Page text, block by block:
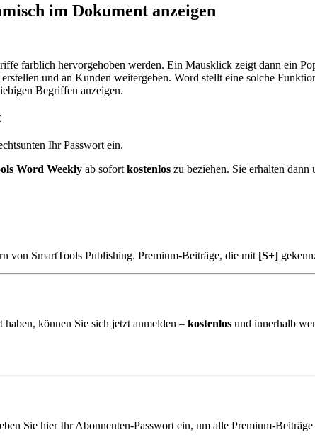
im Dokument anzeigen
farblich hervorgehoben werden. Ein Mausklick zeigt dann ein
und an Kunden weitergeben. Word stellt eine solche
Begriffen anzeigen.
unten Ihr Passwort ein.
Word Weekly ab sofort kostenlos zu beziehen. Sie erhalten dann
von SmartTools Publishing. Premium-Beiträge, die mit [S+]
haben, können Sie sich jetzt anmelden – kostenlos und innerhalb
Sie hier Ihr Abonnenten-Passwort ein, um alle Premium-